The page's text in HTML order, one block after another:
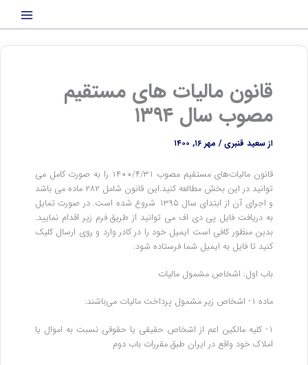
قانون مالیات های مستقیم
مصوب سال ۱۳۹۴
از سعید قنبری/ مهر ۱۶, ۱۴۰۰
قانون مالیات‌های مستقیم مصوب ۱۴۰۰/۴/۳۱ را به صورت کامل می
توانید در این بخش مطالعه کنید.این قانون شامل ۲۸۲ ماده می باشد
و اجرای آن از ابتدای سال ۱۳۹۵ شروع شده است. در صورت تمایل
به دریافت فایل پی دی اف می توانید از طریق فرم زیر اقدام نمایید.
بدین منظور کافی است ایمیل خود را در کادر وارد و روی ارسال کلیک
کنید تا فایل به ایمیل شما فرستاده شود:
‌باب اول: اشخاص مشمول مالیات
‌ماده ۱- اشخاص زیر مشمول پرداخت مالیات می‌باشند:
۱- کلیه مالکین اعم از اشخاص حقیقی یا حقوقی نسبت به اموال یا
املاک خود واقع در ایران طبق مقررات باب دوم